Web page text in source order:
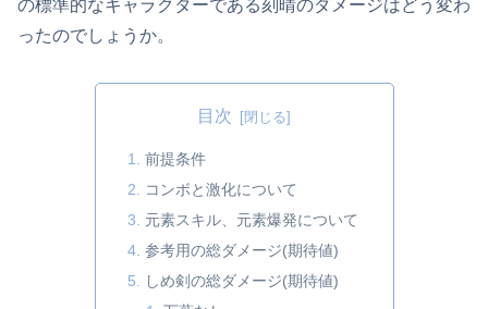
の標準的なキャラクターである刻晴のダメージはどう変わ
ったのでしょうか。
目次
前提条件
コンボと激化について
元素スキル、元素爆発について
参考用の総ダメージ(期待値)
しめ剣の総ダメージ(期待値)